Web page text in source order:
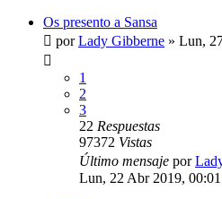
Os presento a Sansa
porLady Gibberne » Lun,
1
2
3
22 Respuestas
97372 Vistas
Último mensaje por
Lun, 22 Abr 2019, 00:01